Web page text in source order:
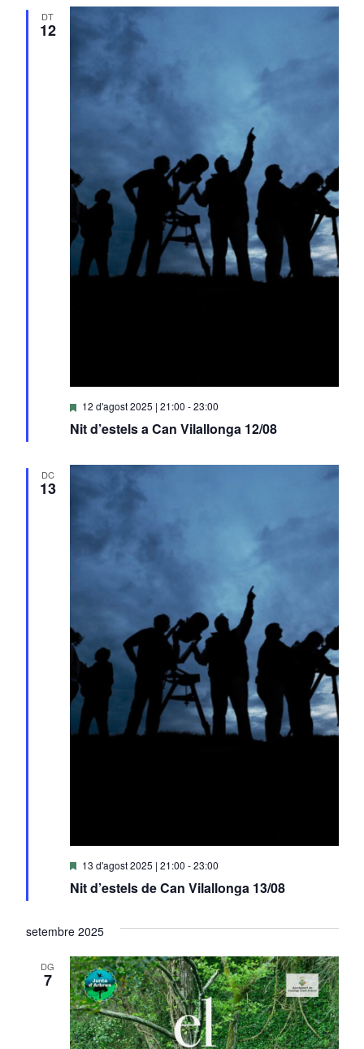
DT
12
Nit d’estels a Can Vilallonga 12/08
Destacats
12 d'agost 2025 | 21:00 -23:00
DC
13
Nit d’estels de Can Vilallonga 13/08
Destacats
13 d'agost 2025 | 21:00 -23:00
setembre 2025
DG
7